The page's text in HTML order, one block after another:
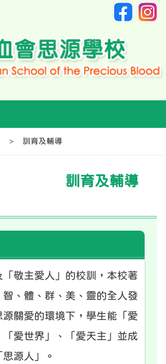
> 訓育及輔導
訓育及輔導
敬主愛人」的校訓，本校著
、體、群、美、靈的全人發
關愛的環境下，學生能「愛
「愛世界」、「愛天主」並成
源人」。